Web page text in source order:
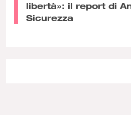
libertà»: il report di
Sicurezza